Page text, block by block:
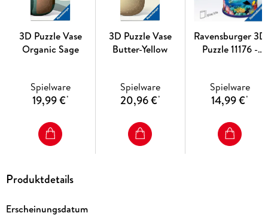
3D Puzzle Vase
Organic Sage
Spielware
19,99 €*
3D Puzzle Vase
Butter-Yellow
Spielware
20,96 €*
Ravensburger 3D
Puzzle 11176 -
54 Teile -
Stiftehalter für
Jahren,
Schreibtisch-
Spielware
14,99 €*
Produktdetails
Erscheinungsdatum